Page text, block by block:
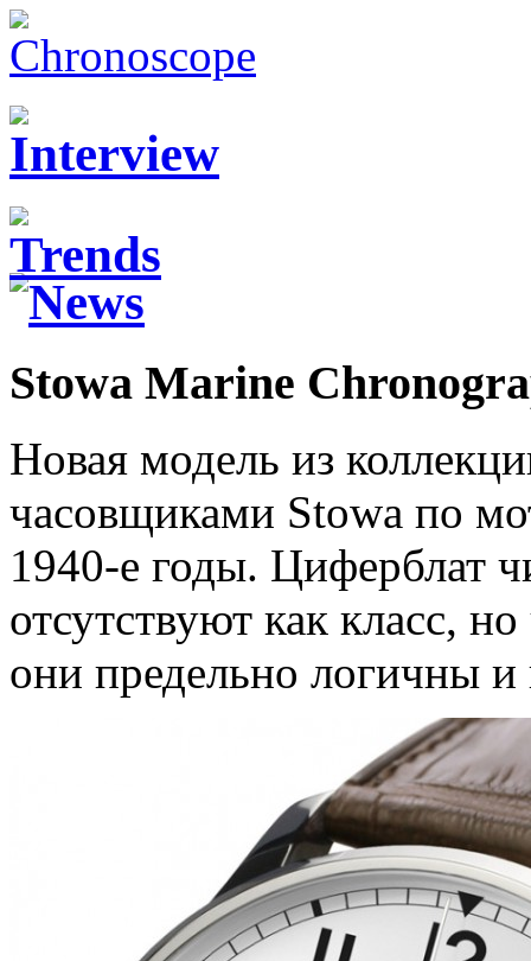
Stowa Marine
Новая модель из
часовщиками Stowa по
1940-е годы. Циферблат
отсутствуют как класс,
они предельно логичны